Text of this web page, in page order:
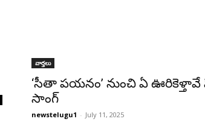
వార్తలు
‘సీతా పయనం’ నుంచి ఏ ఊరికెళ్తావే
సాంగ్
newstelugu1 - July 11, 2025